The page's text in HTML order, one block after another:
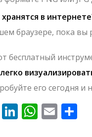
в
браузере, пока вы
бесплатный
его сегодня
Twitter
LinkedIn
Email